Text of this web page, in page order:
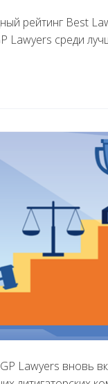
рейтинг Best
Lawyers среди
Lawyers вновь